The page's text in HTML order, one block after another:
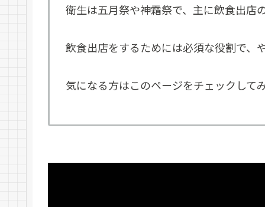
衛生は五月祭や神霜祭で、主に飲食出店
飲食出店をするためには必須な役割で、
気になる方はこのページをチェックし